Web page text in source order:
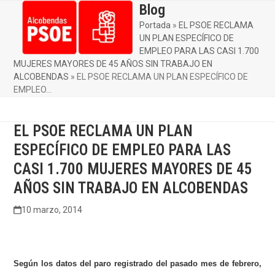
contentmobile
menu
mobile
menu
Blog
Portada » EL PSOE RECLAMA
UN PLAN ESPECÍFICO DE
EMPLEO PARA LAS CASI 1.700
MUJERES MAYORES DE 45 AÑOS SIN TRABAJO EN
ALCOBENDAS » EL PSOE RECLAMA UN PLAN ESPECÍFICO DE
EMPLEO…
EL PSOE RECLAMA UN PLAN
ESPECÍFICO DE EMPLEO PARA LAS
CASI 1.700 MUJERES MAYORES DE 45
AÑOS SIN TRABAJO EN ALCOBENDAS
10 marzo, 2014
Según los datos del paro registrado del pasado mes de febrero,